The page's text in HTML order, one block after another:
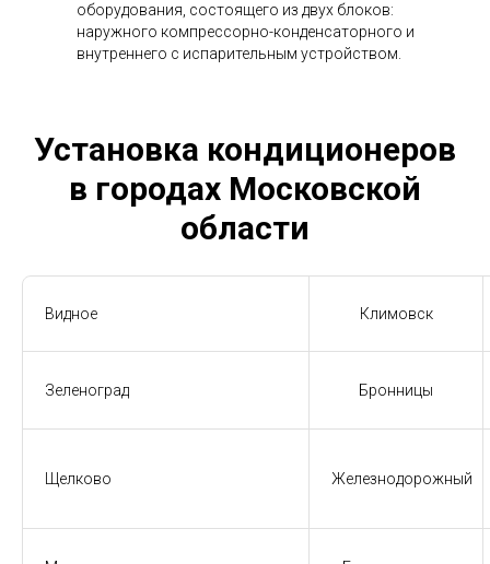
оборудования, состоящего из двух блоков:
наружного компрессорно-конденсаторного и
внутреннего с испарительным устройством.
Установка кондиционеров
в городах Московской
области
Видное Климовск
Зеленоград Бронницы
Щелково Железнодорожный